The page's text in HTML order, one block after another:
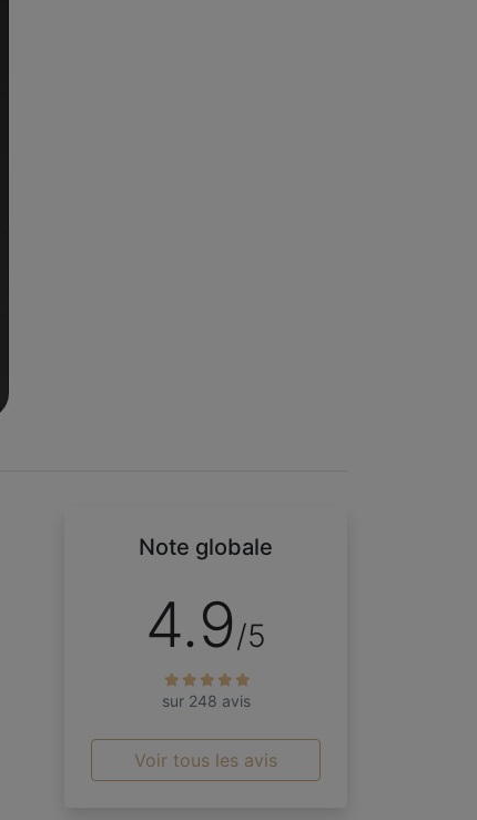
Note globale
4.9/5
sur 248 avis
Voir tous les avis